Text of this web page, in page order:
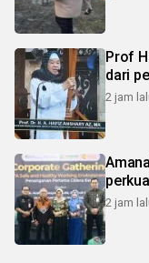
Prof
dari
2 jam
2 jam